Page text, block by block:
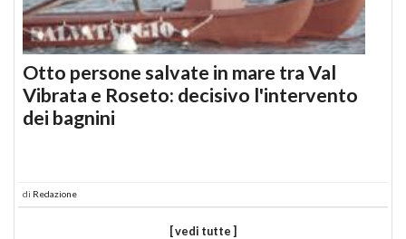
Otto persone salvate in mare tra Val
Vibrata e Roseto: decisivo l'intervento
dei bagnini
di Redazione
[ vedi tutte ]